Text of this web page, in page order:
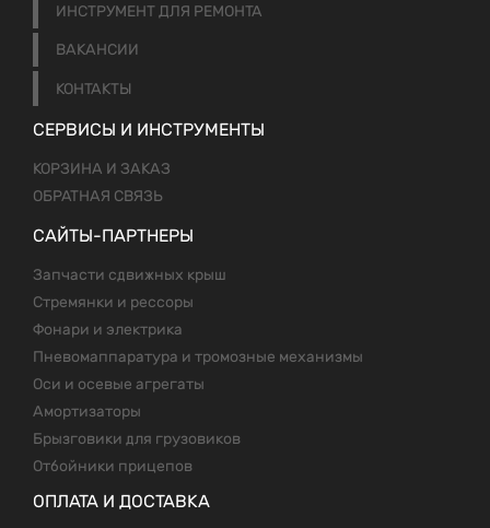
ИНСТРУМЕНТ ДЛЯ РЕМОНТА
ВАКАНСИИ
КОНТАКТЫ
СЕРВИСЫ И ИНСТРУМЕНТЫ
КОРЗИНА И ЗАКАЗ
ОБРАТНАЯ СВЯЗЬ
САЙТЫ-ПАРТНЕРЫ
Запчасти сдвижных крыш
Стремянки и рессоры
Фонари и электрика
Пневомаппаратура и тромозные механизмы
Оси и осевые агрегаты
Амортизаторы
Брызговики для грузовиков
Отбойники прицепов
ОПЛАТА И ДОСТАВКА